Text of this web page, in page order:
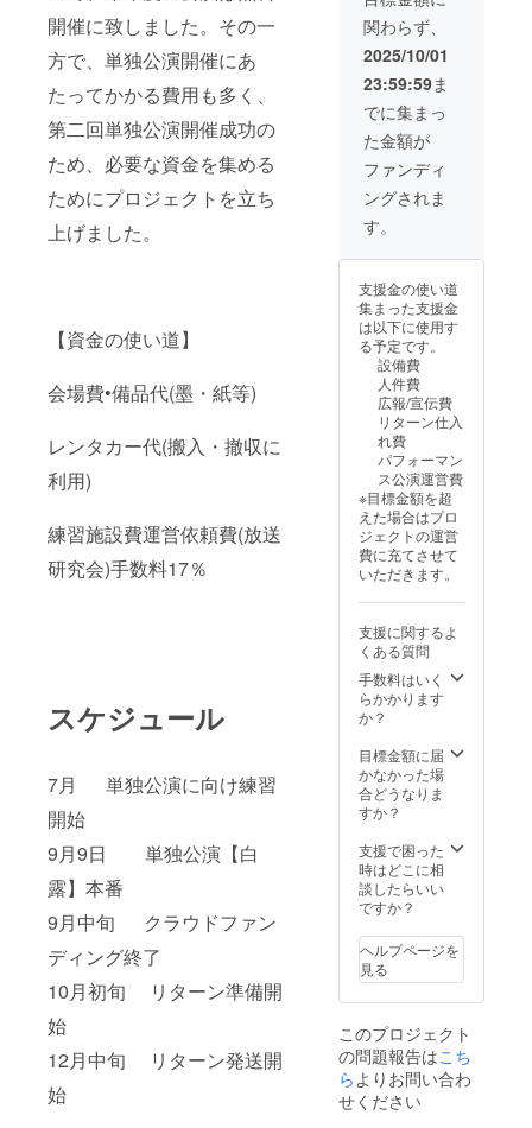
開催に致しました。その一
方で、単独公演開催にあ
たってかかる費用も多く、
第二回単独公演開催成功の
ため、必要な資金を集める
ためにプロジェクトを立ち
上げました。
【資金の使い道】
会場費•備品代(墨・紙等)
レンタカー代(搬入・撤収に
利用)
練習施設費運営依頼費(放送
研究会)手数料17％
スケジュール
7月 単独公演に向け練習
開始
9月9日 単独公演【白
露】本番
9月中旬 クラウドファン
ディング終了
10月初旬 リターン準備開
始
12月中旬 リターン発送開
始
それ以
降のご
依頼は
けるこ
とがで
きませ
んので
ご注意
くださ
い。
ラン】 500円 ・
(A)漣ロゴ、もし
くは(B)単独公演
したステッカー
をお渡しいたし
ます！ A・Bど
ちらかご希望の
選択肢を備考欄
にご入力くださ
い。 ※サイズは
45mm×45mm
グロス加工とな
ります。 ・【お
礼のメールA】
1000円 ・【お礼
のメールB】 ・
2026年1月に、
直筆の年賀状を
お送りいたしま
す！ 宛名等ご希
望ございました
ら、備考欄にご
記入ください。
・小サイズの色
紙に任意の文字
(2字まで)をお書
きします！ 画像
は昨年度単独公
演のサンプルで
す。 ※備考欄に
希望の文字をお
書きください。
・一般的なサイ
ズの色紙に任意
の文字(2文字ま
で)をお書きしま
す！ 画像は昨年
ンプルです。 ※
備考欄に希望の
文字をお書きく
ださい。 3000円
じ布地を用いた
品(巾着)をお渡
しします！ ※柄
指定不可 ※サイ
200mm×140m
mとなります。
5000円 ・【8/30
まで！】 公演に
おけるエンディ
ング映像のエン
ドクレジットに
お名前を記載し
ます！ 企業・店
舗様でロゴ・バ
関わらず、
2025/10/01
23:59:59ま
でに集まっ
た金額が
ファンディ
ングされま
す。
支援金の使い道
集まった支援金
は以下に使用す
る予定です。
設備費
人件費
広報/宣伝費
リターン仕入
れ費
パフォーマン
ス公演運営費
※目標金額を超
えた場合はプロ
ジェクトの運営
費に充てさせて
いただきます。
支援に関するよ
くある質問
手数料はいく
らかかります
か？
目標金額に届
かなかった場
合どうなりま
すか？
支援で困った
時はどこに相
談したらいい
ですか？
ヘルプページを
見る
このプロジェクト
の問題報告はこち
ら よりお問い合わ
せください